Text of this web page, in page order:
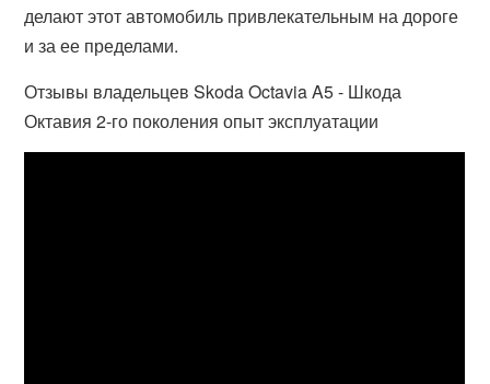
делают этот автомобиль привлекательным на дороге
и за ее пределами.
Отзывы владельцев Skoda Octavia A5 - Шкода
Октавия 2-го поколения опыт эксплуатации